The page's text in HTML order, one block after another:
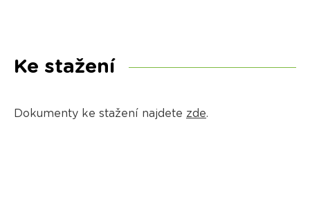
Ke stažení
Dokumenty ke stažení najdete zde.